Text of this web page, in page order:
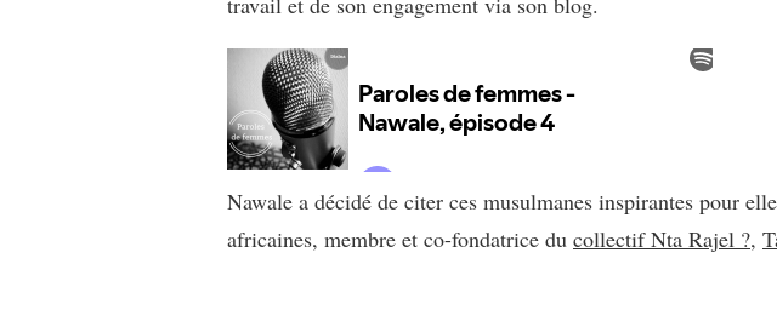
Nawale a décidé de citer ces musulmanes inspirantes pour
africaines, membre et co-fondatrice du collectif Nta Rajel ?,